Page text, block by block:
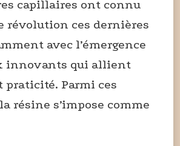
capillaires ont connu
révolution ces dernières
avec l’émergence
innovants qui allient
praticité. Parmi ces
résine s’impose comme